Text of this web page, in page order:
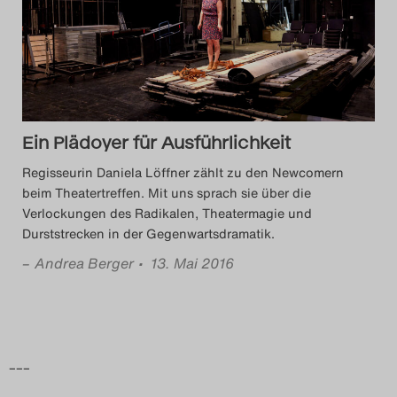
Das Theatertreffen-Blog
2014
Das Theatertreffen-Blog
2015
Das Theatertreffen-Blog
2016
Das Theatertreffen-Blog
Ein Plädoyer für Ausführlichkeit
Regisseurin Daniela Löffner zählt zu den Newcomern
beim Theatertreffen. Mit uns sprach sie über die
Verlockungen des Radikalen, Theatermagie und
Durststrecken in der Gegenwartsdramatik.
– Andrea Berger • 13. Mai 2016
–––